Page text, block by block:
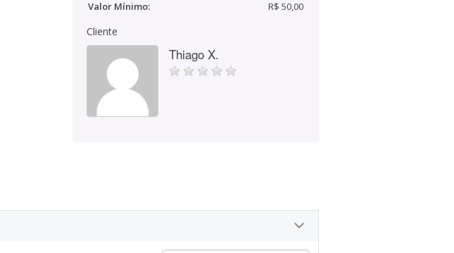
Valor Mínimo:
R$ 50,00
Cliente
Thiago X.